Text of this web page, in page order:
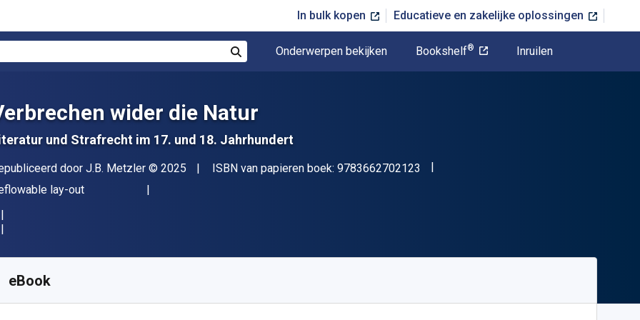
In bulk kopen Educatieve en zakelijke oplossingen
Onderwerpen bekijken Bookshelf® Inruilen
wider die Natur
und Strafrecht im 17. und 18. Jahrhundert
door J.B. Metzler Copyright
© 2025 ISBN van papieren boek: 9783662702123 "ISBN-13 9783662702123"
lay-out
eBook